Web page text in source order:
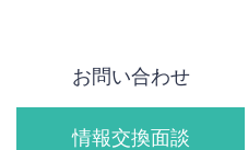
お問い合わせ
情報交換面談